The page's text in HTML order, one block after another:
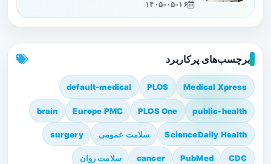
۱۴۰۵-۰۵-۱۶
برچسب‌های پرکاربرد
Medical Xpress
PLOS
default-medical
public-health
PLOS One
Europe PMC
brain
ScienceDaily Health سلامت عمومی surgery
CDC
PubMed
cancer سلامت روان